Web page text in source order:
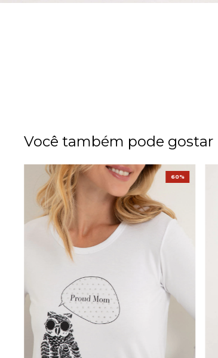
Você também pode gostar
60%